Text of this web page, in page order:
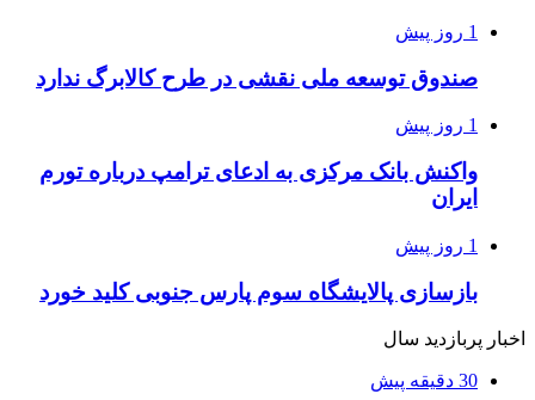
1 روز پیش
صندوق توسعه ملی نقشی در طرح کالابرگ ندارد
1 روز پیش
واکنش بانک مرکزی به ادعای ترامپ درباره تورم
ایران
1 روز پیش
بازسازی پالایشگاه سوم پارس جنوبی کلید خورد
اخبار پربازدید سال
30 دقیقه پیش